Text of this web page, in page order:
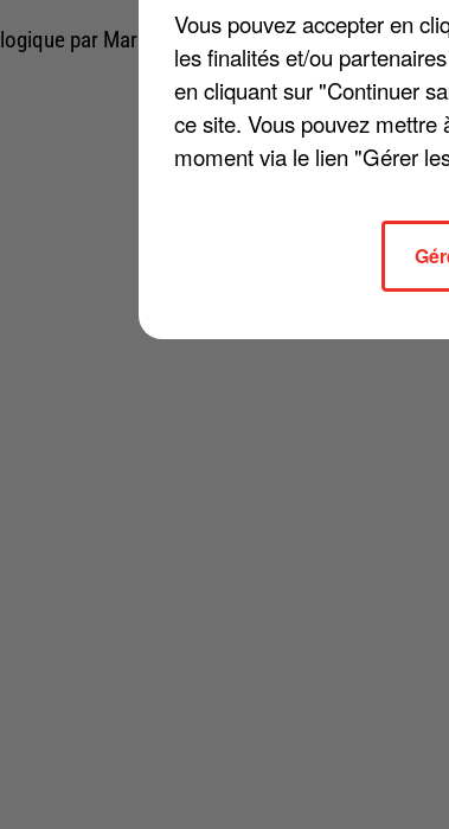
par Marie-Léty
Vous pouvez accepter en
les finalités et/ou
en cliquant sur "Continuer
ce site. Vous pouvez
moment via le lien "Gérer